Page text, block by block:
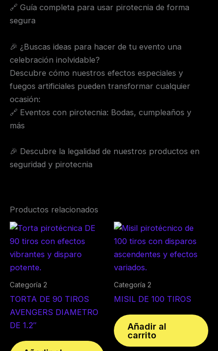
🔗 Guía completa para usar pirotecnia de forma
segura
🎉 ¿Buscas ideas para hacer de tu evento una
celebración inolvidable?
Descubre cómo nuestros efectos especiales y
fuegos artificiales pueden transformar cualquier
ocasión:
🔗 Eventos con pirotecnia: Bodas, cumpleaños y
más
🎉 Descubre la legalidad de nuestros productos en
seguridad y pirotecnia
Productos relacionados
Categoría 2
TORTA DE 90 TIROS
AVENGERS DIAMETRO
DE 1.2″
Categoría 2
MISIL DE 100 TIROS
Añadir al
carrito